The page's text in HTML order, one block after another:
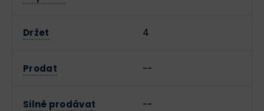
Držet 4
Prodat --
Silně prodávat --